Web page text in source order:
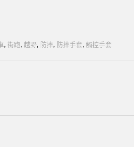
,街跑,越野, 防摔, 防摔手套,觸控手套